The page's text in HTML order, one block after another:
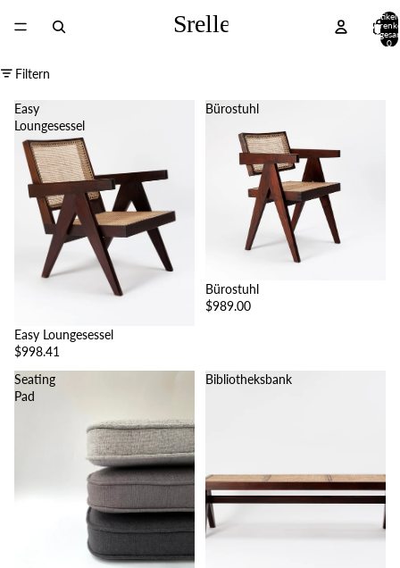
Artikel
0
Filtern
Easy
Loungesessel
Easy Loungesessel
$998.41
Bürostuhl
Bürostuhl
$989.00
Seating
Pad
Bibliotheksbank